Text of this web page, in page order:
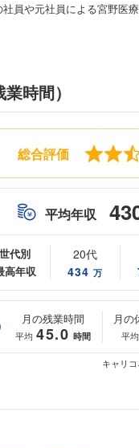
員や元社員による宮野
時間）
総合評価
平均年収
世代別
高年収
20代
434 万
月の残業時間
平均 45.0 時間
月の
平均
キャリ